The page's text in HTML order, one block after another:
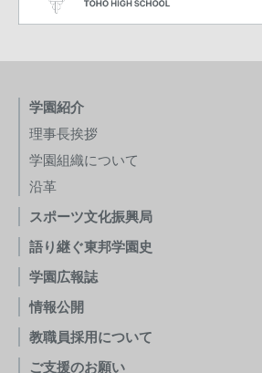
学園紹介
理事長挨拶
学園組織について
沿革
スポーツ文化振興局
語り継ぐ東邦学園史
学園広報誌
情報公開
教職員採用について
ご支援のお願い